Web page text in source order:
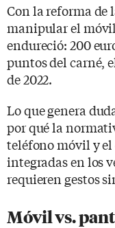
Con la reforma de
manipular el
endureció: 200
puntos del carné,
de 2022.
Lo que genera
por qué la
teléfono móvil y
integradas en los
requieren gestos
Móvil vs.